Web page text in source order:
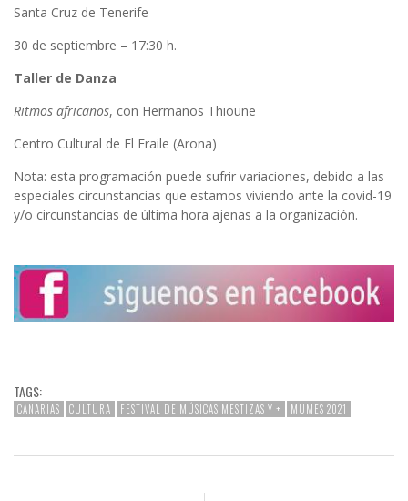
Santa Cruz de Tenerife
30 de septiembre – 17:30 h.
Taller de Danza
Ritmos africanos, con Hermanos Thioune
Centro Cultural de El Fraile (Arona)
Nota: esta programación puede sufrir variaciones, debido a las
especiales circunstancias que estamos viviendo ante la covid-19
y/o circunstancias de última hora ajenas a la organización.
TAGS:
CANARIAS CULTURA FESTIVAL DE MÚSICAS MESTIZAS Y + MUMES 2021